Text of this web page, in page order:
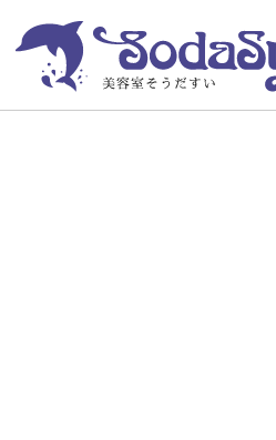
そうだすいPRIVACY